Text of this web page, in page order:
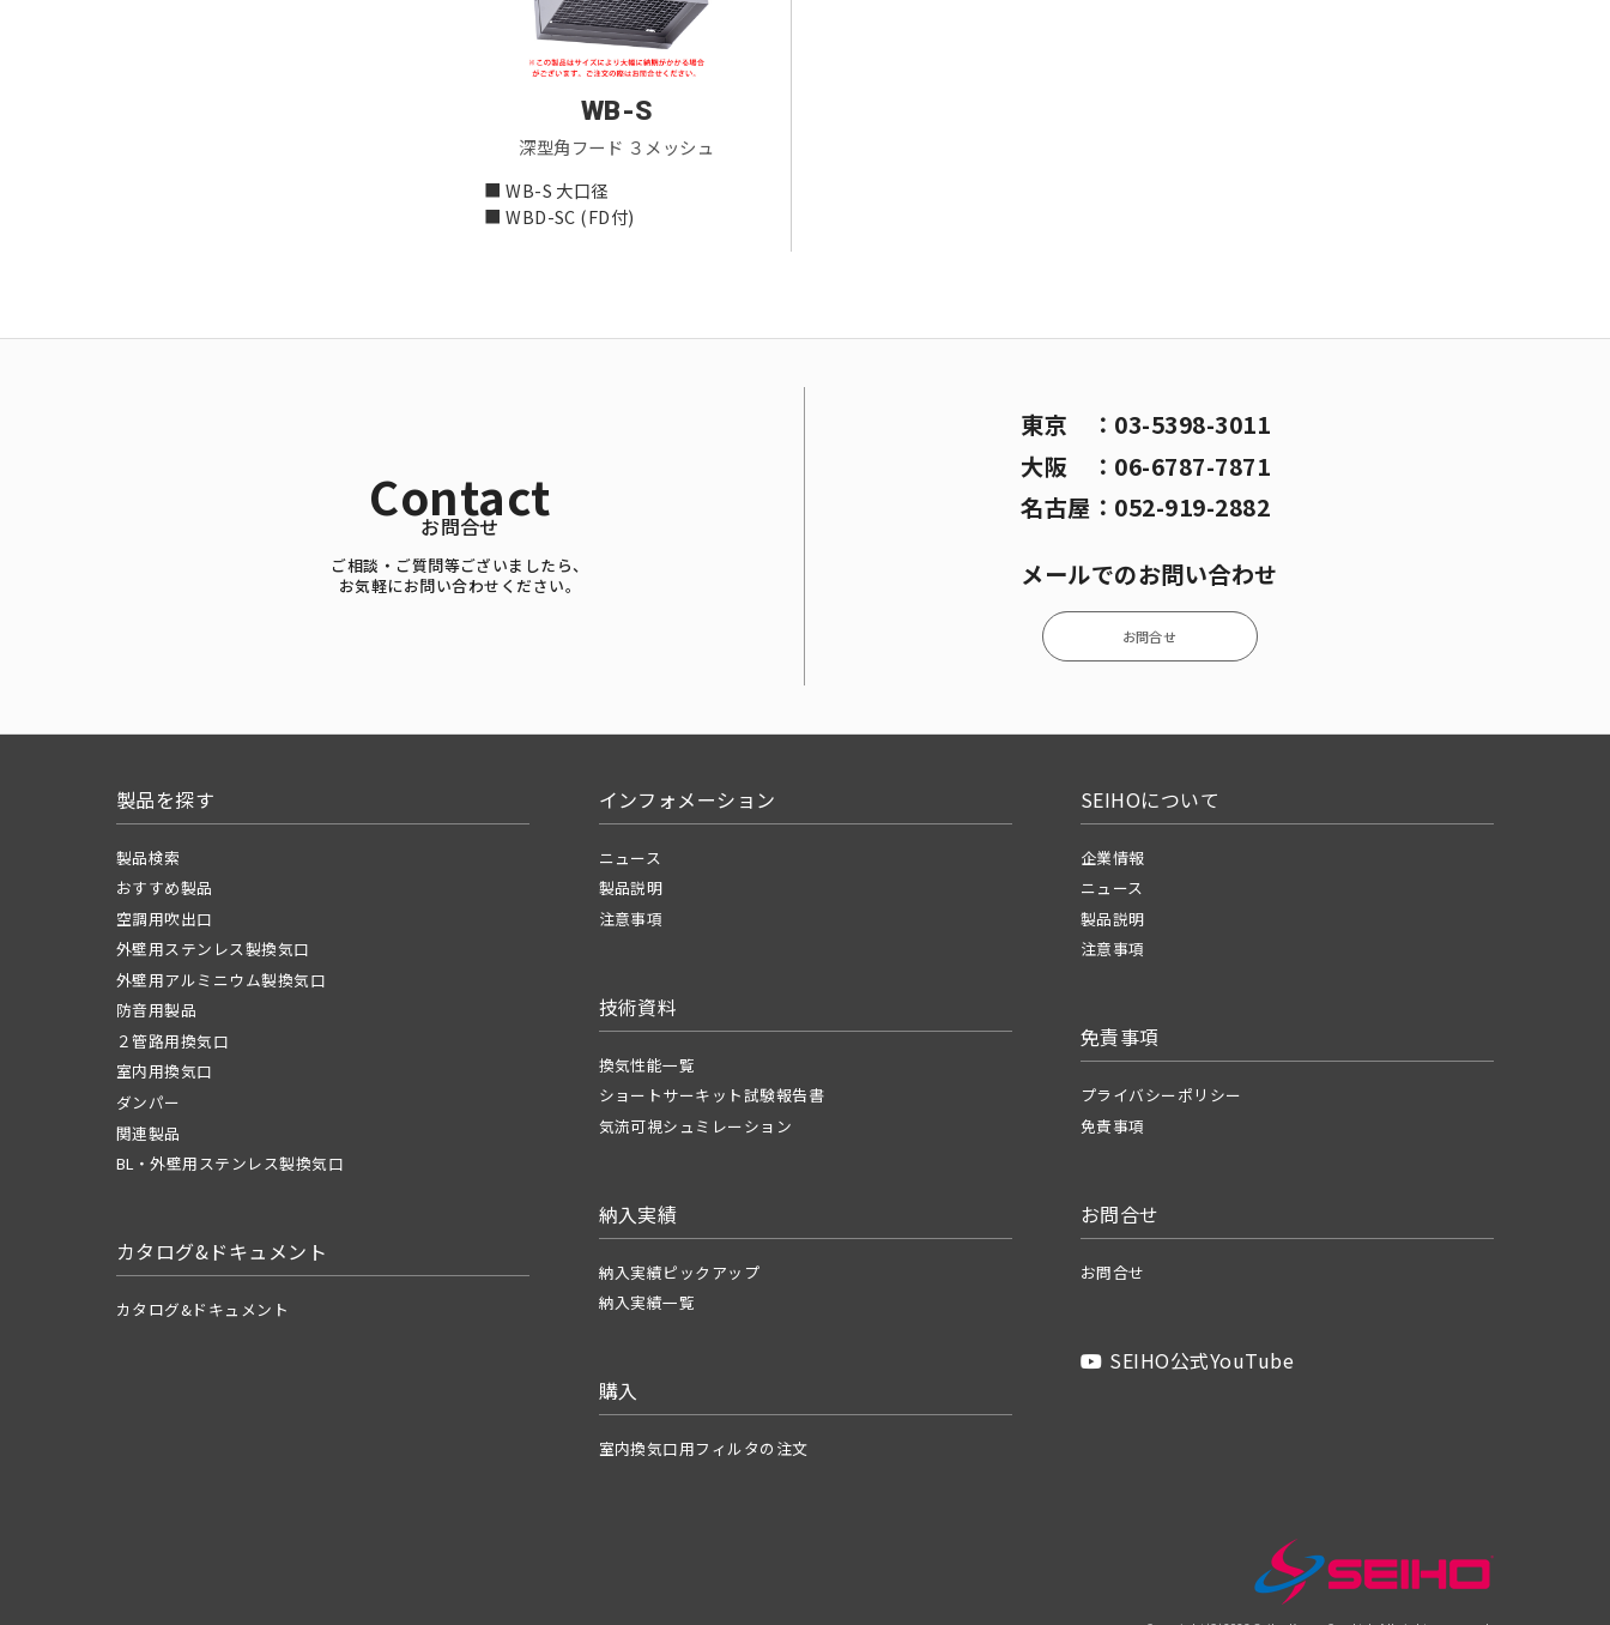
WB-S
深型角フード ３メッシュ
■ WB-S 大口径
■ WBD-SC (FD付)
Contact
お問合せ
ご相談・ご質問等ございましたら、
お気軽にお問い合わせください。
東京 ： 03-5398-3011
大阪
： 06-6787-7871
名古屋 ： 052-919-2882
メールでのお問い合わせ
お問合せ
製品を探す
製品検索
おすすめ製品
空調用吹出口
外壁用ステンレス製換気口
外壁用アルミニウム製換気口
防音用製品
２管路用換気口
室内用換気口
ダンパー
関連製品
BL・外壁用ステンレス製換気口
カタログ&ドキュメント
カタログ&ドキュメント
インフォメーション
ニュース
製品説明
注意事項
技術資料
換気性能一覧
ショートサーキット試験報告書
気流可視シュミレーション
納入実績
納入実績ピックアップ
納入実績一覧
購入
室内換気口用フィルタの注文
SEIHOについて
企業情報
ニュース
製品説明
注意事項
免責事項
プライバシーポリシー
免責事項
お問合せ
お問合せ
SEIHO公式YouTube